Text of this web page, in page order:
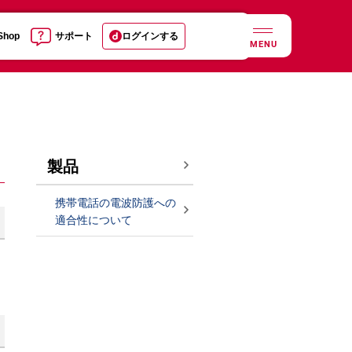
サポート ログインする
MENU
製品
携帯電話の電波防護への
適合性について